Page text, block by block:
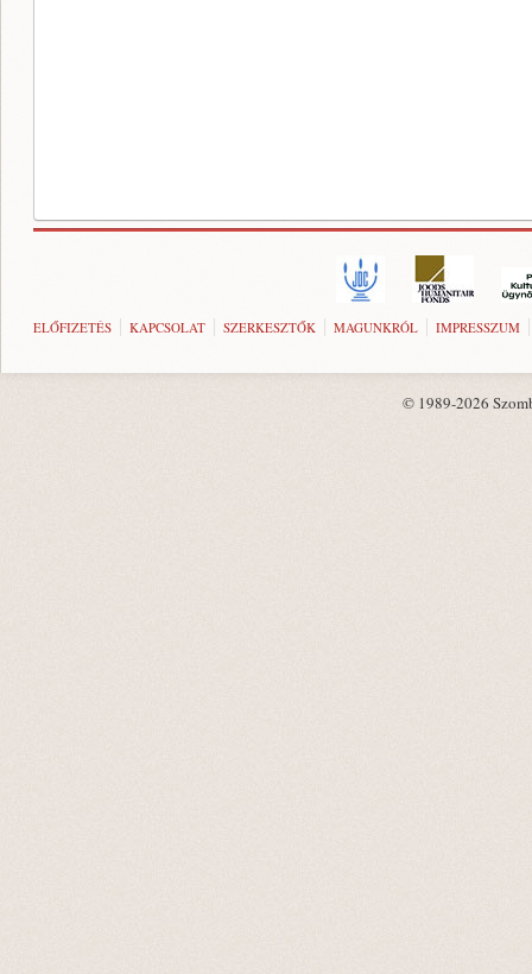
ELŐFIZETÉS KAPCSOLAT SZERKESZTŐK MAGUNKRÓL IMPRESSZUM
© 1989-2026